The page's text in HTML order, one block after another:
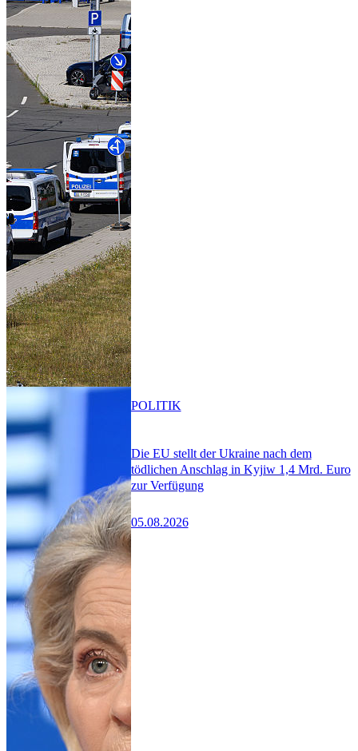
Die EU stellt der Ukraine nach dem
tödlichen Anschlag in Kyjiw 1,4 Mrd. Euro
zur Verfügung
05.08.2026
POLITIK